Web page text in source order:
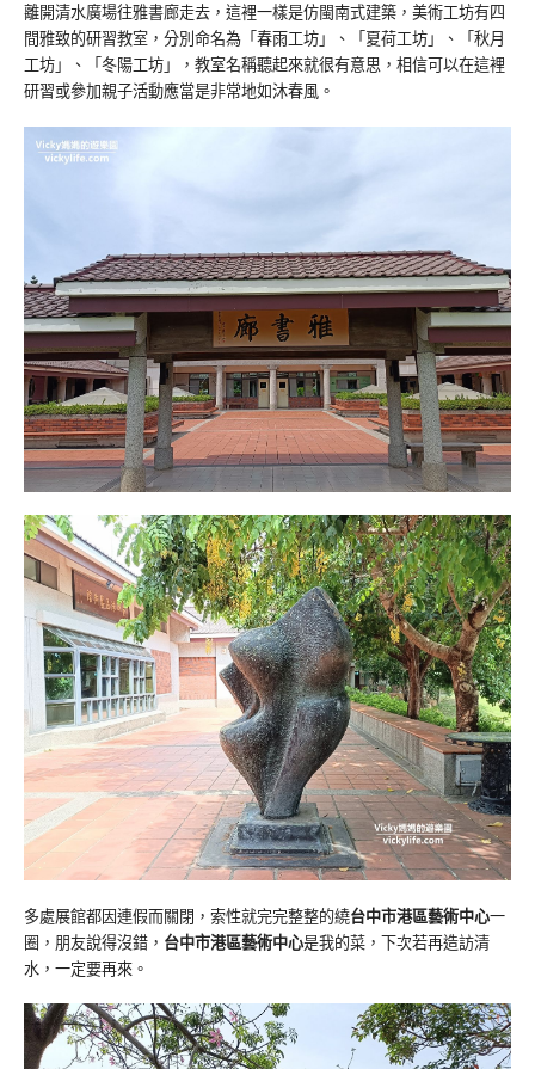
離開清水廣場往雅書廊走去，這裡一樣是仿閩南式建築，美術工坊有四
間雅致的研習教室，分別命名為「春雨工坊」、「夏荷工坊」、「秋月
工坊」、「冬陽工坊」，教室名稱聽起來就很有意思，相信可以在這裡
研習或參加親子活動應當是非常地如沐春風。
多處展館都因連假而關閉，索性就完完整整的繞台中市港區藝術中心一
圈，朋友說得沒錯， 台中市港區藝術中心是我的菜，下次若再造訪清
水，一定要再來。